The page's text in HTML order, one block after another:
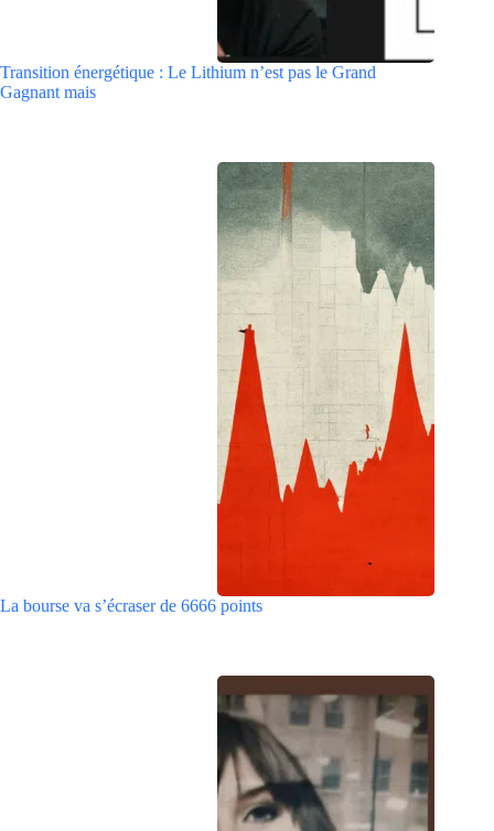
Transition énergétique : Le Lithium n’est pas le Grand
Gagnant mais
La bourse va s’écraser de 6666 points